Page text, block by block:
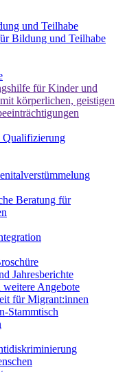
und Teilhabe
Bildung und Teilhabe
für Kinder und
körperlichen, geistigen
Qualifizierung
Beratung für
Jahresberichte
weitere Angebote
für Migrant:innen
Stammtisch